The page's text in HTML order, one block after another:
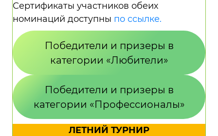
Сертификаты участников обеих
номинаций доступны по ссылке.
Победители и призеры в
категории «Любители»
Победители и призеры в
категории «Профессионалы»
ЛЕТНИЙ ТУРНИР